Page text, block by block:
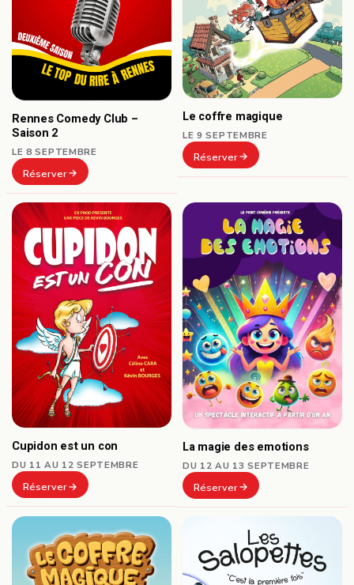
Rennes Comedy Club –
Saison 2
LE 8 SEPTEMBRE
Réserver
Le coffre magique
LE 9 SEPTEMBRE
Réserver
Cupidon est un con
DU 11 AU 12 SEPTEMBRE
Réserver
La magie des emotions
DU 12 AU 13 SEPTEMBRE
Réserver